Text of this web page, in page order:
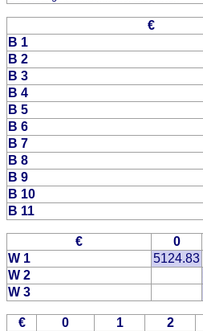
€
B 1
B 2
B 3
B 4
B 5
B 6
B 7
B 8
B 9
B 10
B 11
€ 0
W 1
5124.83
W 2
W 3
€ 0 1 2